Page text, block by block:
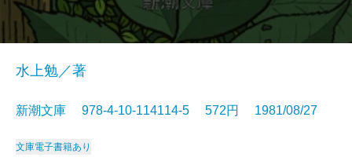
水上勉／著
新潮文庫 978-4-10-114114-5 572円 1981/08/27
文庫電子書籍あり